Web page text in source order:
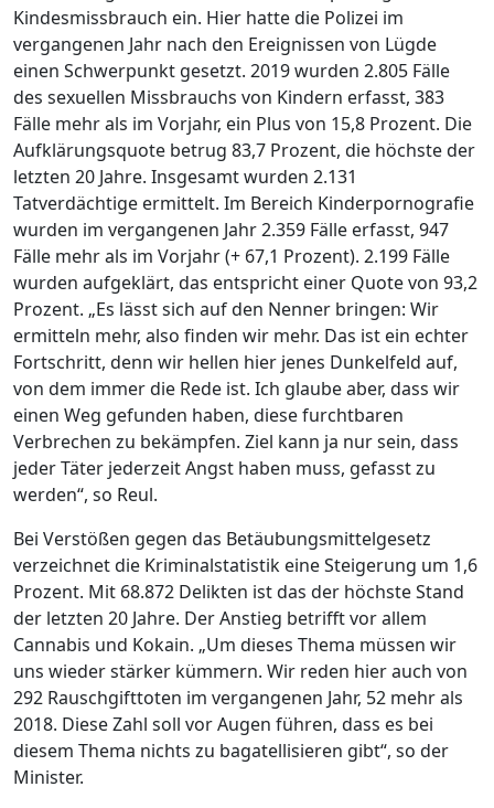
Kindesmissbrauch ein. Hier hatte die Polizei im
vergangenen Jahr nach den Ereignissen von Lügde
einen Schwerpunkt gesetzt. 2019 wurden 2.805 Fälle
des sexuellen Missbrauchs von Kindern erfasst, 383
Fälle mehr als im Vorjahr, ein Plus von 15,8 Prozent. Die
Aufklärungsquote betrug 83,7 Prozent, die höchste der
letzten 20 Jahre. Insgesamt wurden 2.131
Tatverdächtige ermittelt. Im Bereich Kinderpornografie
wurden im vergangenen Jahr 2.359 Fälle erfasst, 947
Fälle mehr als im Vorjahr (+ 67,1 Prozent). 2.199 Fälle
wurden aufgeklärt, das entspricht einer Quote von 93,2
Prozent. „Es lässt sich auf den Nenner bringen: Wir
ermitteln mehr, also finden wir mehr. Das ist ein echter
Fortschritt, denn wir hellen hier jenes Dunkelfeld auf,
von dem immer die Rede ist. Ich glaube aber, dass wir
einen Weg gefunden haben, diese furchtbaren
Verbrechen zu bekämpfen. Ziel kann ja nur sein, dass
jeder Täter jederzeit Angst haben muss, gefasst zu
werden“, so Reul.
Bei Verstößen gegen das Betäubungsmittelgesetz
verzeichnet die Kriminalstatistik eine Steigerung um 1,6
Prozent. Mit 68.872 Delikten ist das der höchste Stand
der letzten 20 Jahre. Der Anstieg betrifft vor allem
Cannabis und Kokain. „Um dieses Thema müssen wir
uns wieder stärker kümmern. Wir reden hier auch von
292 Rauschgifttoten im vergangenen Jahr, 52 mehr als
2018. Diese Zahl soll vor Augen führen, dass es bei
diesem Thema nichts zu bagatellisieren gibt“, so der
Minister.